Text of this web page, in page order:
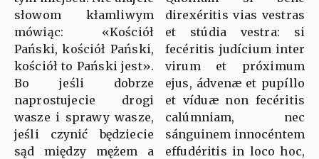
słowom kłamliwym
mówiąc: «Kościół
Pański, kościół Pański,
kościół to Pański jest».
Bo jeśli dobrze
naprostujecie drogi
wasze i sprawy wasze,
jeśli czynić będziecie
sąd między mężem a
direxéritis vias vestras
et stúdia vestra: si
fecéritis judícium inter
virum et próximum
ejus, ádvenæ et pupíllo
et víduæ non fecéritis
calúmniam, nec
sánguinem innocéntem
effudéritis in loco hoc,